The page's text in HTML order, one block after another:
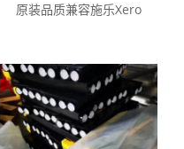
原装品质兼容施乐Xero